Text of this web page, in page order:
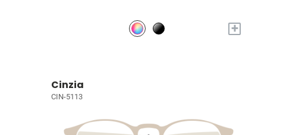
+
Cinzia
CIN-5113